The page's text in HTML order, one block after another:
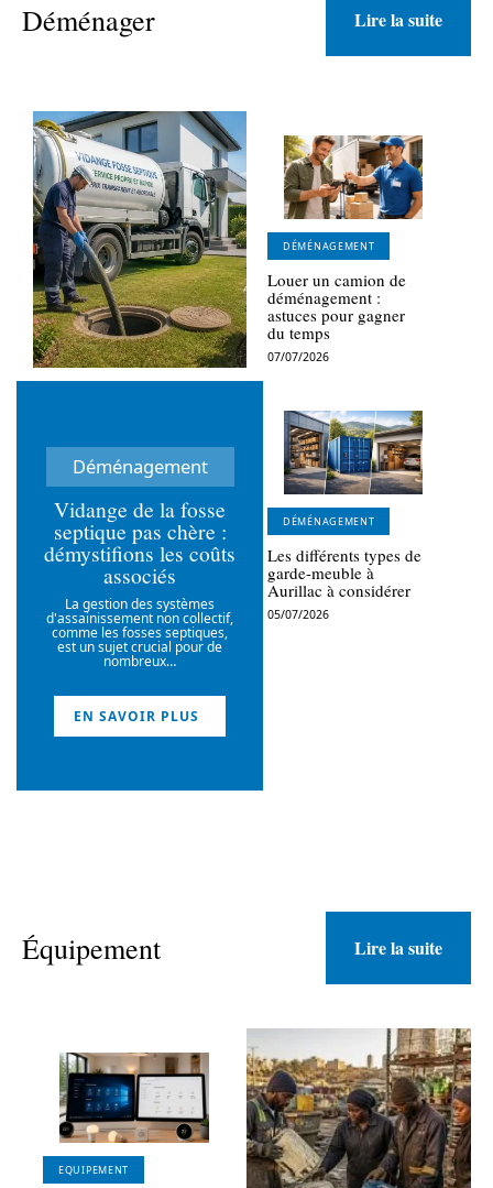
Déménager Lire la suite
Déménagement
Vidange de la fosse
septique pas chère :
démystifions les coûts
associés
La gestion des systèmes
d'assainissement non collectif,
comme les fosses septiques,
est un sujet crucial pour de
nombreux…
EN SAVOIR PLUS
DÉMÉNAGEMENT
Louer un camion de
déménagement :
astuces pour gagner
du temps
07/07/2026
DÉMÉNAGEMENT
Les différents types de
garde-meuble à
Aurillac à considérer
05/07/2026
Équipement Lire la suite
EQUIPEMENT